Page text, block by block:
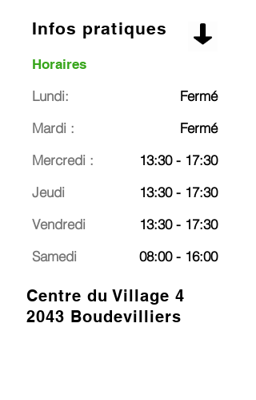
Infos pratiques
Horaires
Lundi:
Mardi :
Mercredi :
Jeudi
Vendredi
Samedi
Fermé
Fermé
13:30 - 17:30
13:30 - 17:30
13:30 - 17:30
08:00 - 16:00
Centre du Village 4
2043 Boudevilliers